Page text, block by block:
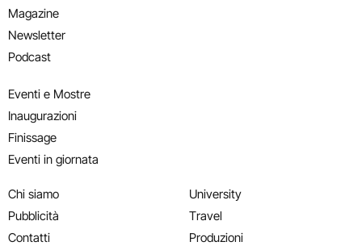
Magazine
Newsletter
Podcast
Eventi e Mostre
Inaugurazioni
Finissage
Eventi in giornata
Chi siamo
Pubblicità
Contatti
University
Travel
Produzioni